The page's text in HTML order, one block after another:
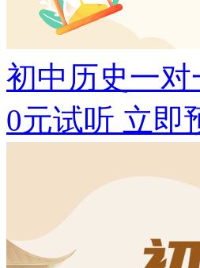
初中历史一对
0元试听 立即